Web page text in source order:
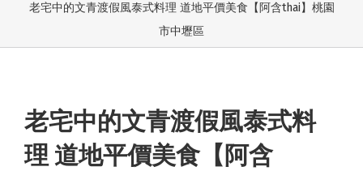
老宅中的文青渡假風泰式料理 道地平價美食【阿含thai】桃園
市中壢區
老宅中的文青渡假風泰式料
理 道地平價美食【阿含